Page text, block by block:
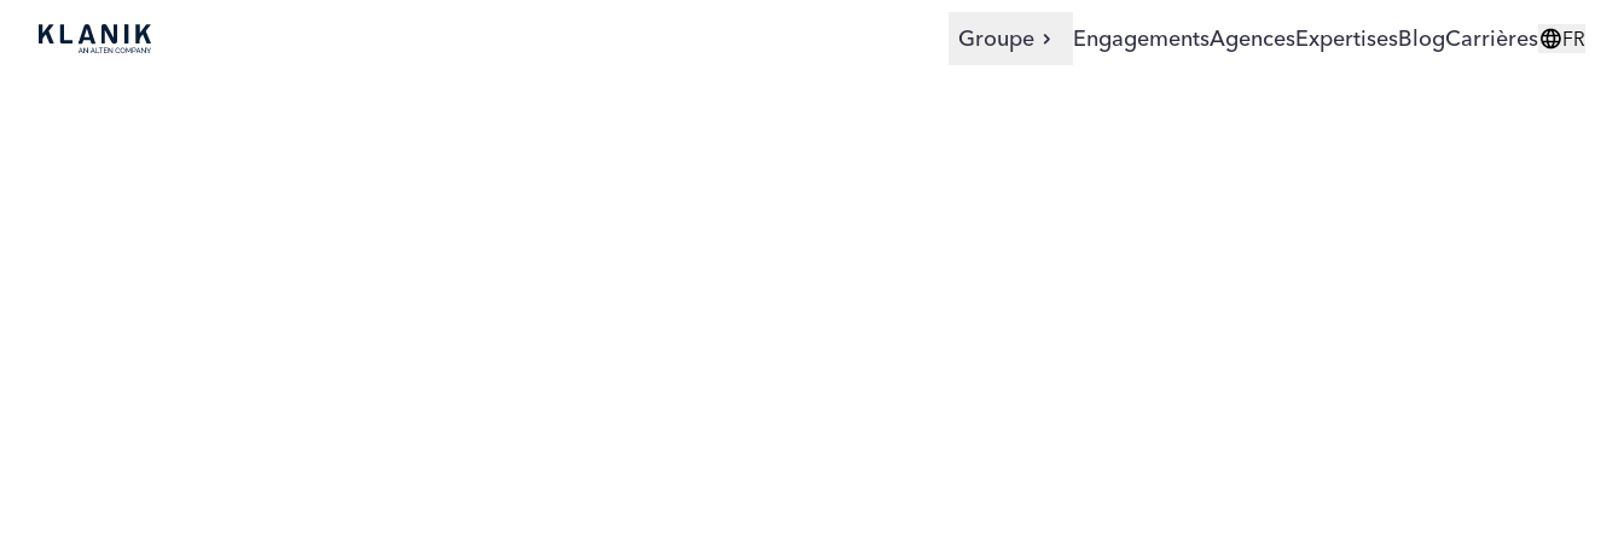
Groupe EngagementsAgencesExpertisesBlogCarrières FR